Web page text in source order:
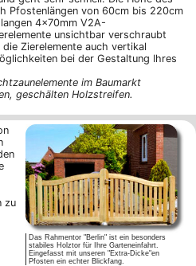
Pfostenlängen von 60cm bis 220cm
4x70mm V2A-
unsichtbar verschraubt
Zierelemente auch vertikal
bei der Gestaltung Ihres
im Baumarkt
geschälten Holzstreifen.
Das Rahmentor "Berlin" ist ein besonders
stabiles Holztor für Ihre Garteneinfahrt.
Eingefasst mit unseren "Extra-Dicke"en
Pfosten ein echter Blickfang.
zu